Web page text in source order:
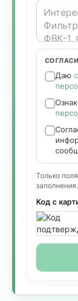
Даю
Только
заполнения.
Код с